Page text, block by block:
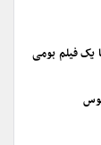
یک فیلم بومی